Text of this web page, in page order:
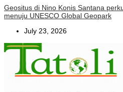
Geositus di Nino Konis Santana
menuju UNESCO Global Geopark
July 23, 2026